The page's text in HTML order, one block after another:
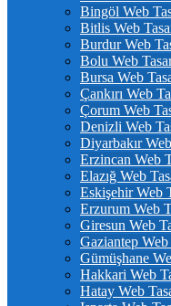
Bingöl Web
Bitlis Web
Burdur Web
Bolu Web
Bursa Web
Çankırı Web
Çorum Web
Denizli Web
Diyarbakır
Erzincan Web
Elazığ Web
Eskişehir Web
Erzurum Web
Giresun Web
Gaziantep Web
Gümüşhane
Hakkari Web
Hatay Web